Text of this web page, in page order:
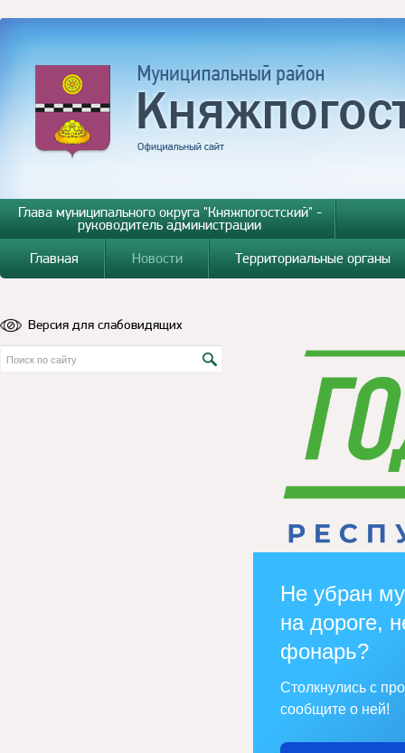
Глава муниципального округа "Княжпогостский" -
руководитель администрации
Главная
Новости Территориальные органы
Версия для слабовидящих
Не убран
на дороге,
фонарь?
Столкнулись с
сообщите о ней!